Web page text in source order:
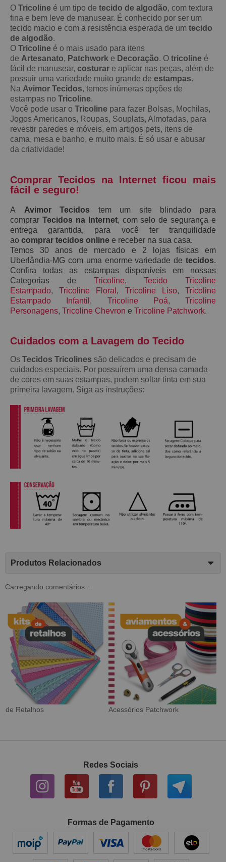
O Tricoline é um tipo de tecido de algodão, com textura
fina e bem leve de manusear. É conhecido por ser um
tecido macio e com a resistência esperada de um tecido
de algodão.
O Tricoline é o mais usado para itens
de Artesanato, Patchwork e Decoração. O tricoline é
fácil de manusear, costurar e aplicar nas peças, além de
possuir uma variedade muito grande de estampas.
Na Avimor Tecidos, temos inúmeras opções de
estampas no Tricoline.
Você pode usar o Tricoline para fazer Bolsas, Mochilas,
Jogos Americanos, Roupas, Souplats, Almofadas, para
revestir paredes e móveis, em artigos pets, itens de
cama, mesa e banho, e muito mais. É só usar e abusar
da criatividade!
Comprar Tecidos na Internet ficou mais
fácil e seguro!
A Avimor Tecidos tem um site blindado para
comprar Tecidos na Internet, com selo de segurança e
entrega garantida, para você ter tranquilidade
ao comprar tecidos online e receber na sua casa.
Temos 30 anos de mercado e 2 lojas físicas em
Uberlândia-MG com uma enorme variedade de tecidos.
Confira todas as estampas disponíveis em nossas
Categorias de Tricoline,
Tecido Tricoline
Estampado,Tricoline Floral , Tricoline Liso,Tricoline
Estampado Infantil , Tricoline Poá, Tricoline
Personagens, Tricoline Chevron e Tricoline Patchwork.
Cuidados com a Lavagem do Tecido
Os Tecidos Tricolines são delicados e precisam de
cuidados especiais. Por possuírem uma densa camada
de cores em suas estampas, podem soltar tinta em sua
primeira lavagem. Siga as instruções:
Produtos Relacionados
Carregando comentários ...
Tecido Digital Sarja Impermeável
Redes Sociais
Formas de Pagamento